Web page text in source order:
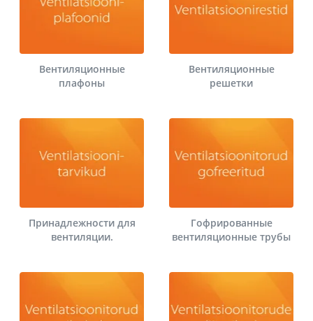
Вентиляционные
плафоны
Вентиляционные
решетки
Принадлежности для
вентиляции.
Гофрированные
вентиляционные трубы